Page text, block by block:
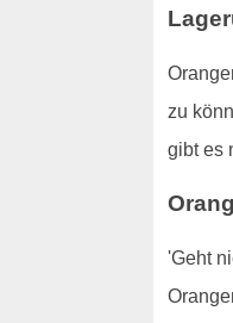
zu
gibt es
'Geht